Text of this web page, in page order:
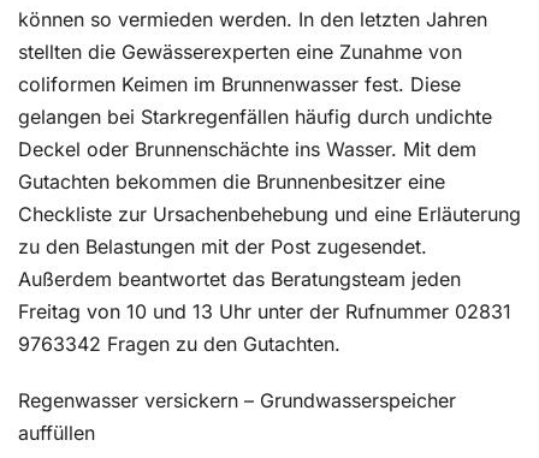
können so vermieden werden. In den letzten Jahren
stellten die Gewässerexperten eine Zunahme von
coliformen Keimen im Brunnenwasser fest. Diese
gelangen bei Starkregenfällen häufig durch undichte
Deckel oder Brunnenschächte ins Wasser. Mit dem
Gutachten bekommen die Brunnenbesitzer eine
Checkliste zur Ursachenbehebung und eine Erläuterung
zu den Belastungen mit der Post zugesendet.
Außerdem beantwortet das Beratungsteam jeden
Freitag von 10 und 13 Uhr unter der Rufnummer 02831
9763342 Fragen zu den Gutachten.
Regenwasser versickern – Grundwasserspeicher
auffüllen